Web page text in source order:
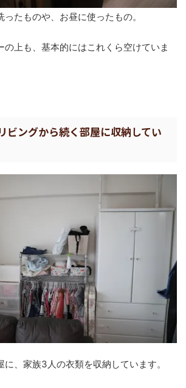
たものや、お昼に使ったもの。
の上も、基本的にはこれくら空けていま
ビングから続く部屋に収納してい
に、家族3人の衣類を収納しています。